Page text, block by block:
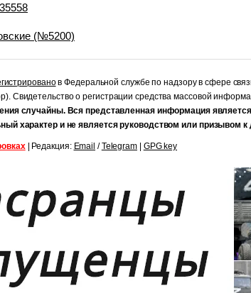
(№5200)
в Федеральной службе по надзору в сфере
Свидетельство о регистрации средства массовой
случайны. Вся представленная информация
характер и не является руководством или призывом к
| Редакция: Email /Telegram| GPG key